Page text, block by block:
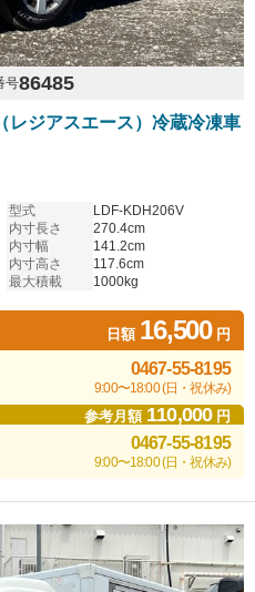
号86485
レジアスエース）冷蔵冷凍車
型式
LDF-KDH206V
内寸長さ
270.4cm
内寸幅
141.2cm
内寸高さ
117.6cm
最大積載
1000kg
日額 16,500円
0467-55-8195
9:00〜18:00 (日・祝休み)
参考月額 110,000円
0467-55-8195
9:00〜18:00 (日・祝休み)